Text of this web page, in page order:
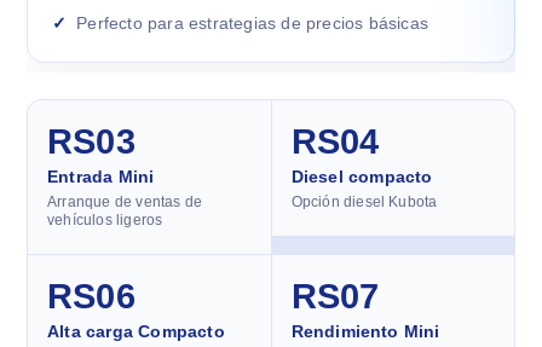
Perfecto para estrategias de precios básicas
RS03
Entrada Mini
Arranque de ventas de
vehículos ligeros
RS04
Diesel compacto
Opción diesel Kubota
RS06
Alta carga Compacto
RS07
Rendimiento Mini